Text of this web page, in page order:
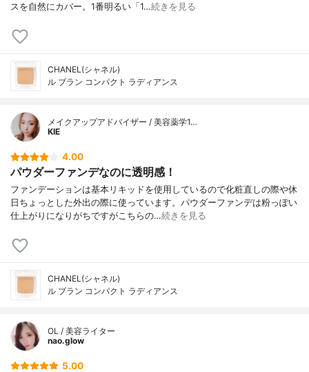
スを自然にカバー。1番明るい「1…続きを見る
CHANEL(シャネル)
ル ブラン コンパクト ラディアンス
メイクアップアドバイザー / 美容薬学1…
KIE
4.00
パウダーファンデなのに透明感！
ファンデーションは基本リキッドを使用しているので化粧直しの際や休
日ちょっとした外出の際に使っています。パウダーファンデは粉っぽい
仕上がりになりがちですがこちらの…続きを見る
CHANEL(シャネル)
ル ブラン コンパクト ラディアンス
OL / 美容ライター
nao.glow
5.00